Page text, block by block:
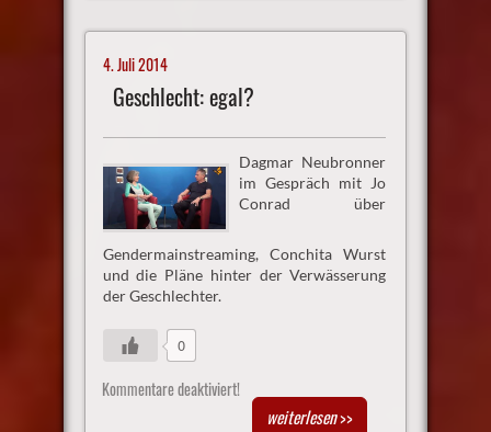
4. Juli 2014
Geschlecht: egal?
Dagmar Neubronner
im Gespräch mit Jo
Conrad über
Gendermainstreaming, Conchita Wurst
und die Pläne hinter der Verwässerung
der Geschlechter.
0
Kommentare deaktiviert!
weiterlesen>>